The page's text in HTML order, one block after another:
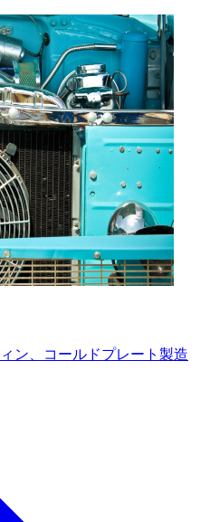
ン、コールドプレート製造